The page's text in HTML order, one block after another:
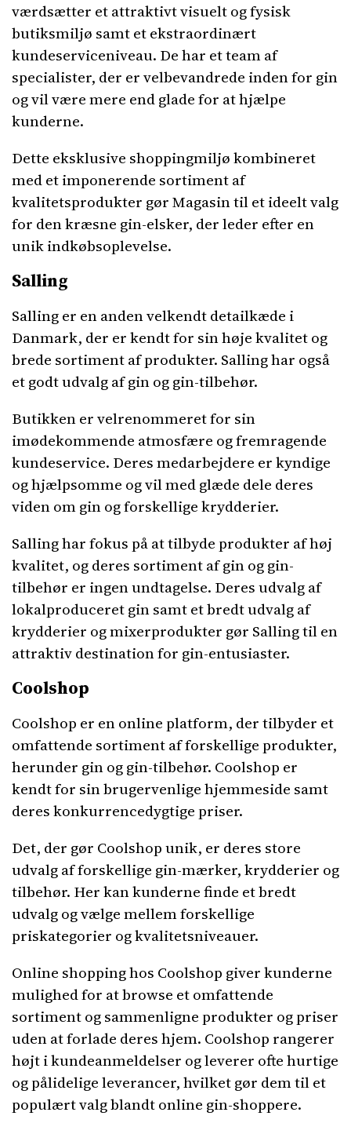
værdsætter et attraktivt visuelt og fysisk
butiksmiljø samt et ekstraordinært
kundeserviceniveau. De har et team af
specialister, der er velbevandrede inden for gin
og vil være mere end glade for at hjælpe
kunderne.
Dette eksklusive shoppingmiljø kombineret
med et imponerende sortiment af
kvalitetsprodukter gør Magasin til et ideelt valg
for den kræsne gin-elsker, der leder efter en
unik indkøbsoplevelse.
Salling
Salling er en anden velkendt detailkæde i
Danmark, der er kendt for sin høje kvalitet og
brede sortiment af produkter. Salling har også
et godt udvalg af gin og gin-tilbehør.
Butikken er velrenommeret for sin
imødekommende atmosfære og fremragende
kundeservice. Deres medarbejdere er kyndige
og hjælpsomme og vil med glæde dele deres
viden om gin og forskellige krydderier.
Salling har fokus på at tilbyde produkter af høj
kvalitet, og deres sortiment af gin og gin-
tilbehør er ingen undtagelse. Deres udvalg af
lokalproduceret gin samt et bredt udvalg af
krydderier og mixerprodukter gør Salling til en
attraktiv destination for gin-entusiaster.
Coolshop
Coolshop er en online platform, der tilbyder et
omfattende sortiment af forskellige produkter,
herunder gin og gin-tilbehør. Coolshop er
kendt for sin brugervenlige hjemmeside samt
deres konkurrencedygtige priser.
Det, der gør Coolshop unik, er deres store
udvalg af forskellige gin-mærker, krydderier og
tilbehør. Her kan kunderne finde et bredt
udvalg og vælge mellem forskellige
priskategorier og kvalitetsniveauer.
Online shopping hos Coolshop giver kunderne
mulighed for at browse et omfattende
sortiment og sammenligne produkter og priser
uden at forlade deres hjem. Coolshop rangerer
højt i kundeanmeldelser og leverer ofte hurtige
og pålidelige leverancer, hvilket gør dem til et
populært valg blandt online gin-shoppere.